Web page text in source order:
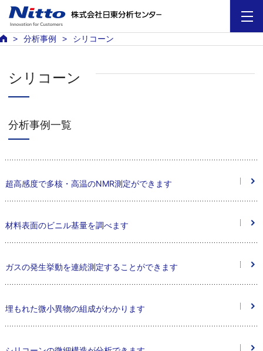
分析事例 シリコーン
シリコーン
分析事例一覧
超高感度で多核・高温のNMR測定ができます
材料表面のビニル基量を調べます
ガスの発生挙動を連続測定することができます
埋もれた微小異物の組成がわかります